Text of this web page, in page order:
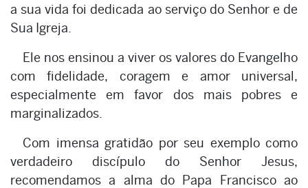
a sua vida foi dedicada ao serviço do Senhor e de
Sua Igreja.
Ele nos ensinou a viver os valores do Evangelho
com fidelidade, coragem e amor universal,
especialmente em favor dos mais pobres e
marginalizados.
Com imensa gratidão por seu exemplo como
verdadeiro discípulo do Senhor Jesus,
recomendamos a alma do Papa Francisco ao